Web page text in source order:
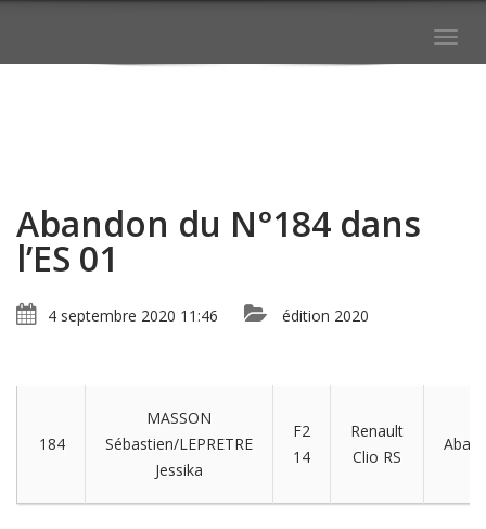
Abandon du N°184 dans
l’ES 01
4 septembre 2020 11:46 édition 2020
184
MASSON
Sébastien/LEPRETRE
Jessika
F2
14
Renault
Clio RS